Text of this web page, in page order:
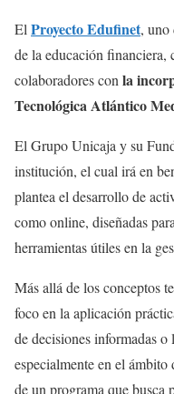
ElProyecto Edufinet, uno
de la educación financiera,
colaboradores conla
Tecnológica Atlántico
El Grupo Unicaja y su
institución, el cual irá en
plantea el desarrollo de
como online, diseñadas
herramientas útiles en la
Más allá de los conceptos
foco en la aplicación
de decisiones informadas
especialmente en el
de un programa que busca